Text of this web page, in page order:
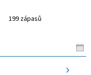
199 zápasů